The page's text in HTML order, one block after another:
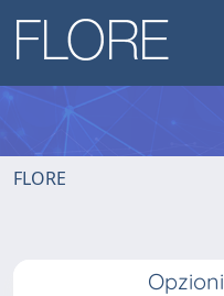
FLORE
Opzioni